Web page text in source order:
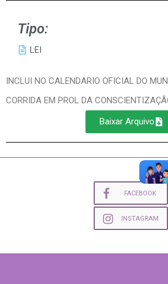
Tipo:
LEI
INCLUI NO CALENDARIO OFICIAL DO
CORRIDA EM PROL DA
Baixar Arquivo
FACEBOOK
INSTAGRAM